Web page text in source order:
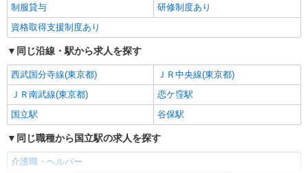
制服貸与
研修制度あり
資格取得支援制度あり
同じ沿線・駅から求人を探す
西武国分寺線(東京都)
ＪＲ中央線(東京都)
ＪＲ南武線(東京都)
恋ケ窪駅
国立駅
谷保駅
同じ職種から国立駅の求人を探す
介護職・ヘルパー